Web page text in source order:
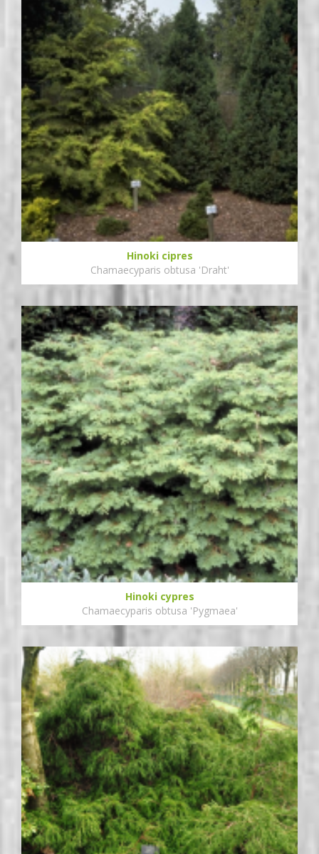
Hinoki cipres
Chamaecyparis obtusa 'Draht'
Hinoki cypres
Chamaecyparis obtusa 'Pygmaea'